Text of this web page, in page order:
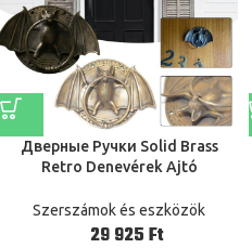
Дверные Ручки Solid Brass
Retro Denevérek Ajtó
Ajtókopogtató Home Front
Door Dekoráció Llamador
Szerszámok és eszközök
Ft